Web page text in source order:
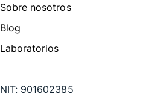
Sobre nosotros
Blog
Laboratorios
NIT: 901602385